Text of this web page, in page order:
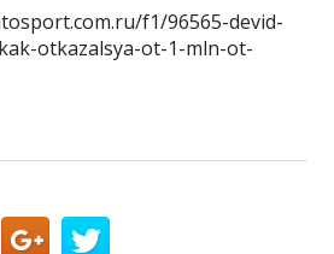
f1/96565-devid-
otkazalsya-ot-1-mln-ot-